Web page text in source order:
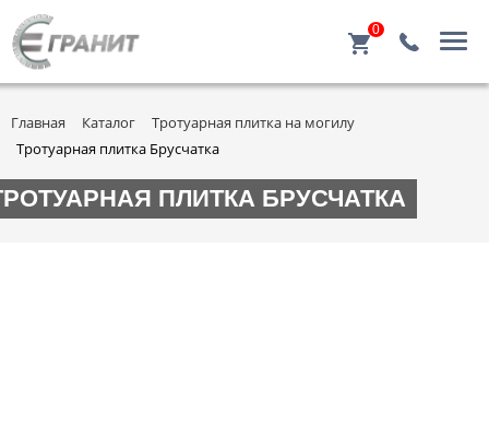
0
Главная Каталог
Тротуарная плитка на могилу
Тротуарная плитка Брусчатка
ПЛИТКА БРУСЧАТКА